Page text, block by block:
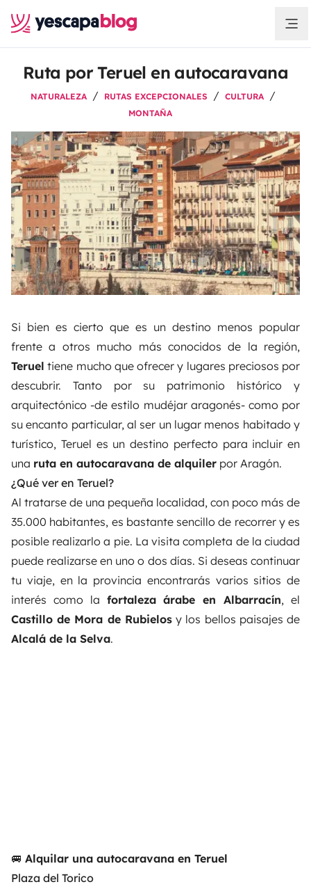
Ruta por Teruel en autocaravana
NATURALEZA RUTAS EXCEPCIONALES
CULTURA
MONTAÑA
Si bien es cierto que es un destino menos popular
frente a otros mucho más conocidos de la región,
Teruel tiene mucho que ofrecer y lugares preciosos por
descubrir. Tanto por su patrimonio histórico y
arquitectónico -de estilo mudéjar aragonés- como por
su encanto particular, al ser un lugar menos habitado y
turístico, Teruel es un destino perfecto para incluir en
una ruta en autocaravana de alquiler por Aragón.
¿Qué ver en Teruel?
Al tratarse de una pequeña localidad, con poco más de
35.000 habitantes, es bastante sencillo de recorrer y es
posible realizarlo a pie. La visita completa de la ciudad
puede realizarse en uno o dos días. Si deseas continuar
tu viaje, en la provincia encontrarás varios sitios de
interés como la fortaleza árabe en Albarracín, el
Castillo de Mora de Rubielosy los bellos paisajes de
Alcalá de la Selva.
🚐 Alquilar una autocaravana en Teruel
Plaza del Torico